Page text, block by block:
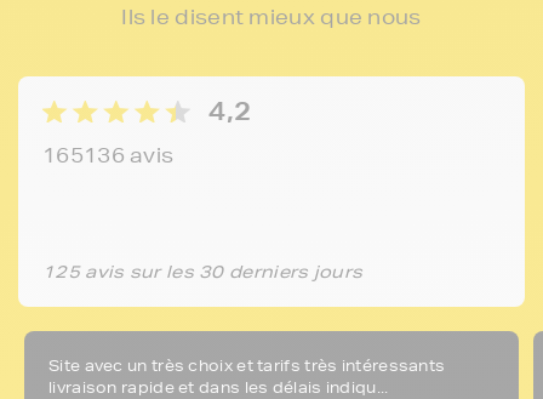
Ils le disent mieux que nous
4,2
165136 avis
125 avis sur les 30 derniers jours
Site avec un très choix et tarifs très intéressants
livraison rapide et dans les délais indiqu...